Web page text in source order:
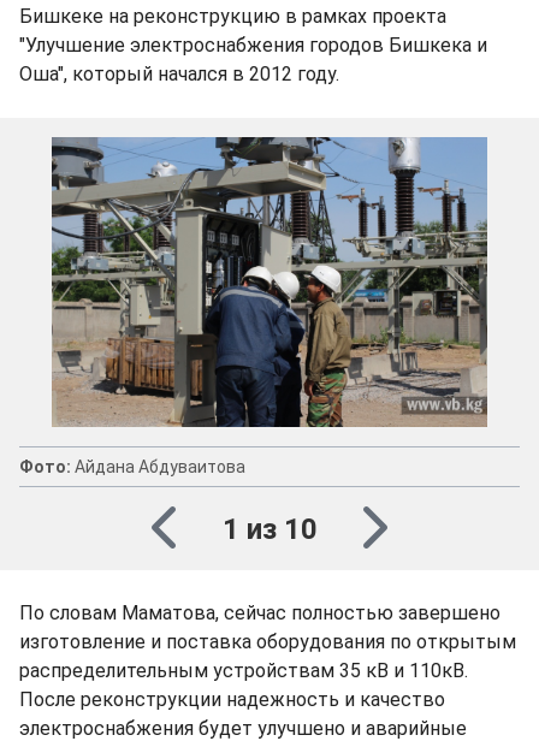
Бишкеке на реконструкцию в рамках проекта
"Улучшение электроснабжения городов Бишкека и
Оша", который начался в 2012 году.
Фото: Айдана Абдуваитова
1 из 10
По словам Маматова, сейчаc полностью завершено
изготовление и поставка оборудования по открытым
распределительным устройствам 35 кВ и 110кВ.
После реконструкции надежность и качество
электроснабжения будет улучшено и аварийные